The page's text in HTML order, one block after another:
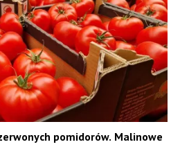
pomidorów. Malinowe